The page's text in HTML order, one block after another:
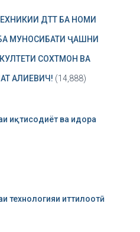
ДТТ БА НОМИ
МУНОСИБАТИ ҶАШНИ
СОХТМОН ВА
АЛИЕВИЧ! (14,888)
иқтисодиёт ва идора
технологияи иттилоотӣ